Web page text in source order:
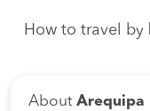
How to travel by
About Arequipa